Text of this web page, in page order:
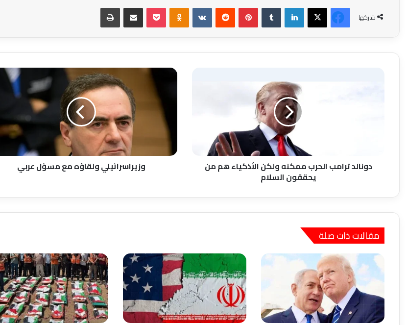
شاركها
فيسبوك‫X لينكدإن بينتيريست Odnoklassniki
‫Pocket مشاركة عبر البريد طباعة
السلامدونالد ترامب الحرب ممكنه ولكن الأذكياء هم من
يحققون السلام
وزيراسرائيلي
مسؤل
وزيراسرائيلي ولقاؤه مع مسؤل عربي
مقالات ذات صلة